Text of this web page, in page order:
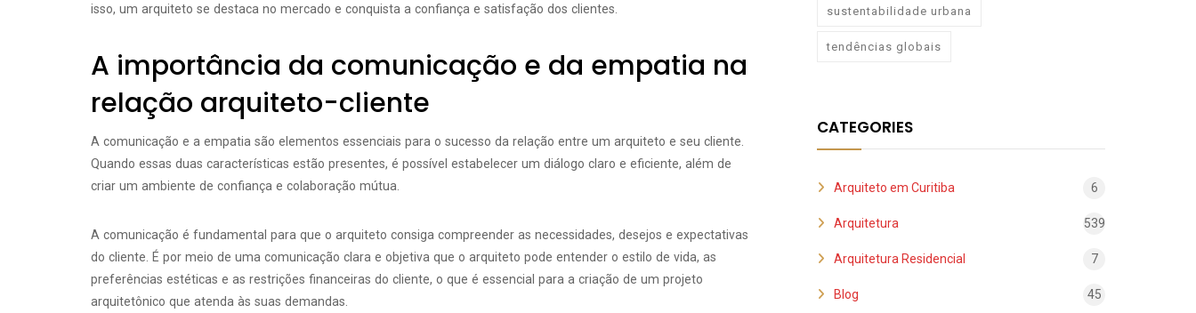
isso, um arquiteto se destaca no mercado e conquista a confiança e satisfação dos clientes.
A importância da comunicação e da empatia na
relação arquiteto-cliente
A comunicação e a empatia são elementos essenciais para o sucesso da relação entre um arquiteto e seu cliente.
Quando essas duas características estão presentes, é possível estabelecer um diálogo claro e eficiente, além de
criar um ambiente de confiança e colaboração mútua.
A comunicação é fundamental para que o arquiteto consiga compreender as necessidades, desejos e expectativas
do cliente. É por meio de uma comunicação clara e objetiva que o arquiteto pode entender o estilo de vida, as
preferências estéticas e as restrições financeiras do cliente, o que é essencial para a criação de um projeto
arquitetônico que atenda às suas demandas.
sustentabilidade urbana
tendências globais
CATEGORIES
Arquiteto em Curitiba 6
Arquitetura 539
Arquitetura Residencial 7
Blog 45